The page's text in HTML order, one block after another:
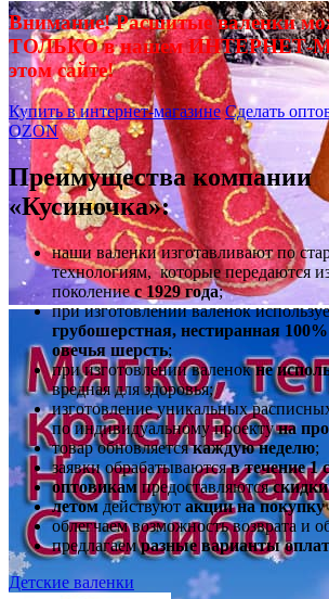
Внимание! Расшитые валенки
ТОЛЬКО в нашем ИНТЕРНЕТ-
этом сайте!
Купить в интернет-магазине Сделать
OZON
Преимущества компании
«Кусиночка»:
наши валенки изготавливают по
технологиям, которые передаются
поколениес 1929 года;
при изготовлении валенок
грубошерстная, нестиранная
овечья шерсть;
при изготовлении валенокне
вредная для здоровья;
изготовление уникальных
по индивидуальному проектуна
товар обновляетсякаждую неделю;
заявки обрабатываютсяв течение 1
оптовикам предоставляются
летомдействуют акции на покупку
облегчаем возможность возврата и
предлагаемразные варианты
Детские валенки